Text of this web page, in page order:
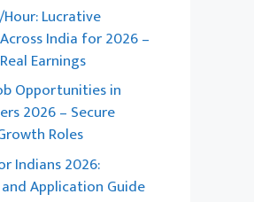
Hour: Lucrative
India for 2026 –
Earnings
Opportunities in
2026 – Secure
Roles
Indians 2026:
Application Guide